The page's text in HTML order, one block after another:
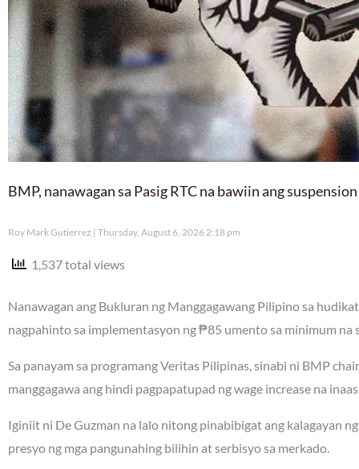
BMP, nanawagan sa Pasig RTC na bawiin ang
Roy Mark Gutierrez Thursday, August 6, 2026 2:18 pm
1,537 total views
Nanawagan ang Bukluran ng Manggagawang Pilipino sa
nagpahinto sa implementasyon ng ₱85 umento sa minimum na
Sa panayam sa programang Veritas Pilipinas, sinabi ni BMP
manggagawa ang hindi pagpapatupad ng wage increase na
Iginiit ni De Guzman na lalo nitong pinabibigat ang kalagayan
presyo ng mga pangunahing bilihin at serbisyo sa merkado.